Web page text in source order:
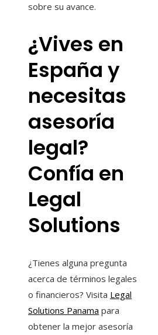
sobre su avance.
¿Vives en
España y
necesitas
asesoría
legal?
Confía en
Legal
Solutions
¿Tienes alguna pregunta
acerca de términos legales
o financieros? Visita Legal
Solutions Panama para
obtener la mejor asesoría